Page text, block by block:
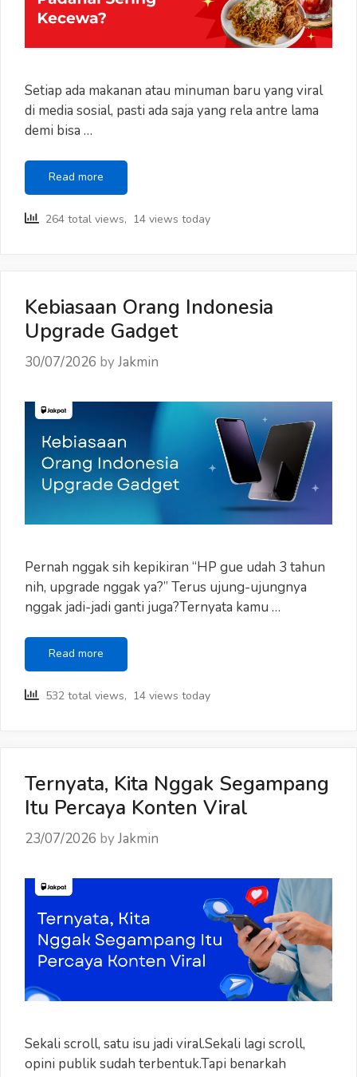
Setiap ada makanan atau minuman baru yang viral
di media sosial, pasti ada saja yang rela antre lama
demi bisa …
Read more
Kita
Beli
Kecewa?
264 total views, 14 views today
Kebiasaan Orang Indonesia
Upgrade Gadget
30/07/2026 byJakmin
Pernah nggak sih kepikiran “HP gue udah 3 tahun
nih, upgrade nggak ya?” Terus ujung-ujungnya
nggak jadi-jadi ganti juga?Ternyata kamu …
Read more
Orang
Upgrade
532 total views, 14 views today
Ternyata, Kita Nggak Segampang
Itu Percaya Konten Viral
23/07/2026 byJakmin
Sekali scroll, satu isu jadi viral.Sekali lagi scroll,
opini publik sudah terbentuk.Tapi benarkah